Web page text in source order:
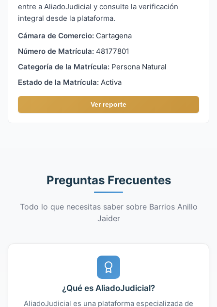
entre a AliadoJudicial y consulte la verificación
integral desde la plataforma.
Cámara de Comercio: Cartagena
Número de Matrícula: 48177801
Categoría de la Matrícula: Persona Natural
Estado de la Matrícula: Activa
Ver reporte
Preguntas Frecuentes
Todo lo que necesitas saber sobre Barrios Anillo
Jaider
¿Qué es AliadoJudicial?
AliadoJudicial es una plataforma especializada de